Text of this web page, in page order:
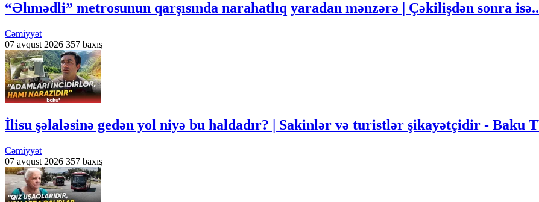
“Əhmədli” metrosunun qarşısında narahatlıq yaradan mənzərə | Çəkilişdən sonra
Cəmiyyət
07 avqust 2026 357 baxış
İlisu şəlaləsinə gedən yol niyə bu haldadır? | Sakinlər və turistlər şikayətçidir - Baku
Cəmiyyət
07 avqust 2026 357 baxış